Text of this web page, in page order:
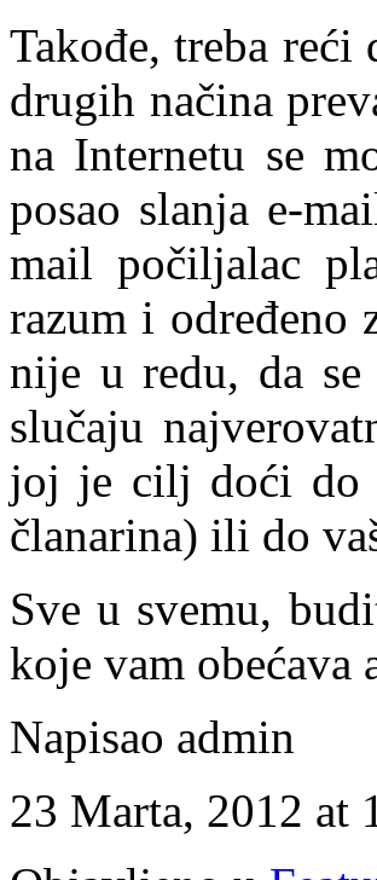
Takođe, treba
drugih načina
na Internetu se
posao slanja e-
mail počiljalac
razum i određeno
nije u redu, da
slučaju
joj je cilj doći do
članarina) ili do
Sve u svemu,
koje vam obećava
Napisao admin
23 Marta, 2012 at